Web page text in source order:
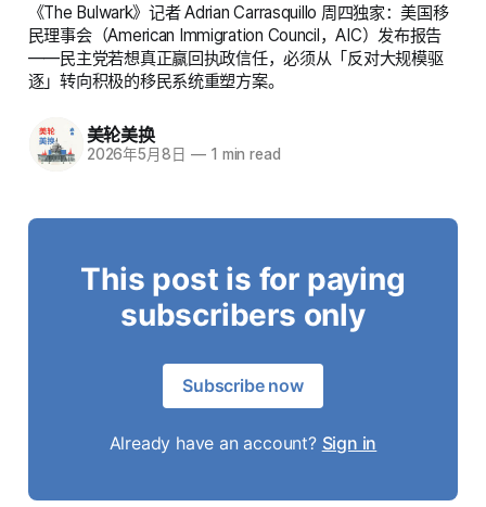
《The Bulwark》记者 Adrian Carrasquillo 周四独家：美国移
民理事会（American Immigration Council，AIC）发布报告
——民主党若想真正赢回执政信任，必须从「反对大规模驱
逐」转向积极的移民系统重塑方案。
美轮美换
2026年5月8日 —1 min read
This post is for paying
subscribers only
Subscribe now
Already have an account? Sign in